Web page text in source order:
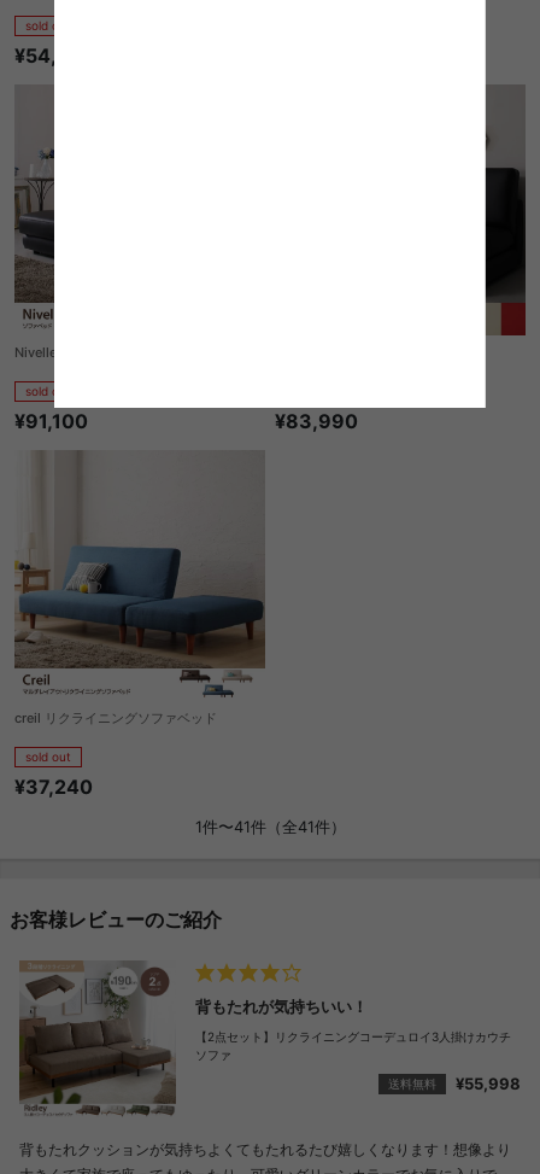
sold out
¥54,250
Nivelles ソファベッド 180cm
sold out
¥91,100 ¥83,990
creil リクライニングソファベッド
sold out
¥37,240
1件〜41件（全41件）
お客様レビューのご紹介
背もたれが気持ちいい！
【2点セット】リクライニングコーデュロイ3人掛けカウチ
ソファ
送料無料
¥55,998
背もたれクッションが気持ちよくてもたれるたび嬉しくなります！想像より